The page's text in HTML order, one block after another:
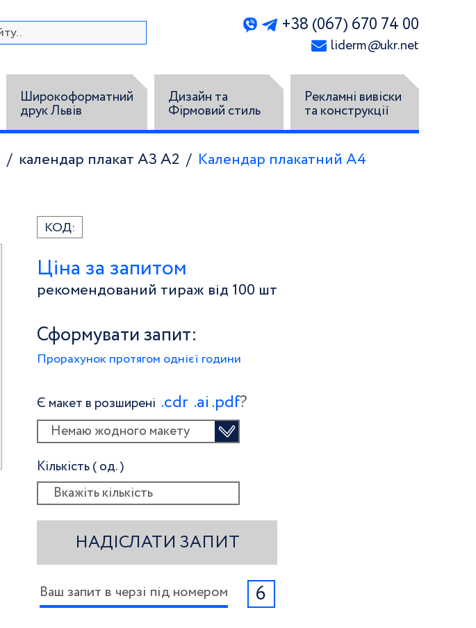
+38 (067) 670 74 00
liderm@ukr.net
Широкоформатний
друк Львів
Дизайн та
Фірмовий стиль
Рекламні вивіски
та конструкції
календар плакат А3 А2 Календар плакатний А4
КОД:
Ціна за запитом
рекомендований тираж від 100 шт
Сформувати запит:
Прорахунок протягом однієї години
Є макет в розширені .сdr .ai .pdf?
Немаю жодного макету
Кількість ( од. )
НАДІСЛАТИ ЗАПИТ
Ваш запит в черзі під номером 6